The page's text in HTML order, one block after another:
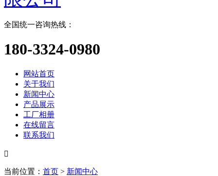
全国统一咨询热线：
180-3324-0980
网站首页
关于我们
新闻中心
产品展示
工厂相册
在线留言
联系我们

当前位置： 首页 > 新闻中心